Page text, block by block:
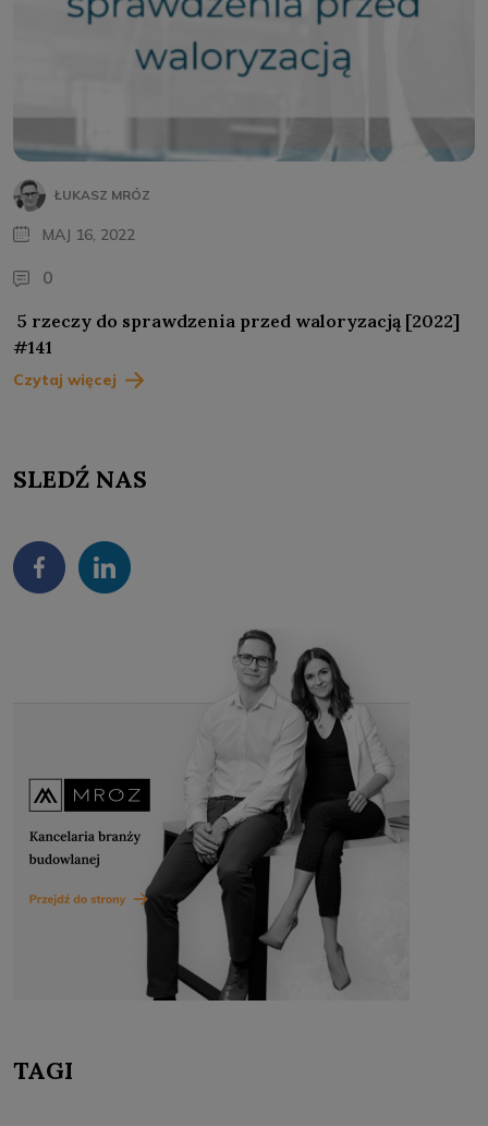
ŁUKASZ MRÓZ
MAJ 16, 2022
0
5 rzeczy do sprawdzenia przed waloryzacją [2022]
#141
Czytaj więcej
SLEDŹ NAS
TAGI